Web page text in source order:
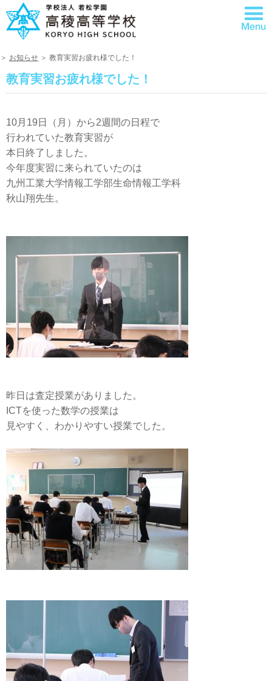
＞ お知らせ ＞ 教育実習お疲れ様でした！
教育実習お疲れ様でした！
10月19日（月）から2週間の日程で
行われていた教育実習が
本日終了しました。
今年度実習に来られていたのは
九州工業大学情報工学部生命情報工学科
秋山翔先生。
昨日は査定授業がありました。
ICTを使った数学の授業は
見やすく、わかりやすい授業でした。